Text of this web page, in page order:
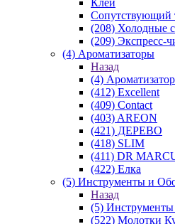
Клей
Сопутствующий
(208) Холодные
(209) Экспреcс-
(4) Ароматизаторы
Назад
(4)
(412) Excellent
(409) Contact
(403) AREON
(421) ДЕРЕВО
(418) SLIM
(411) DR
(422) Елка
(5) Инструменты и
Назад
(5)
(522) Молотки